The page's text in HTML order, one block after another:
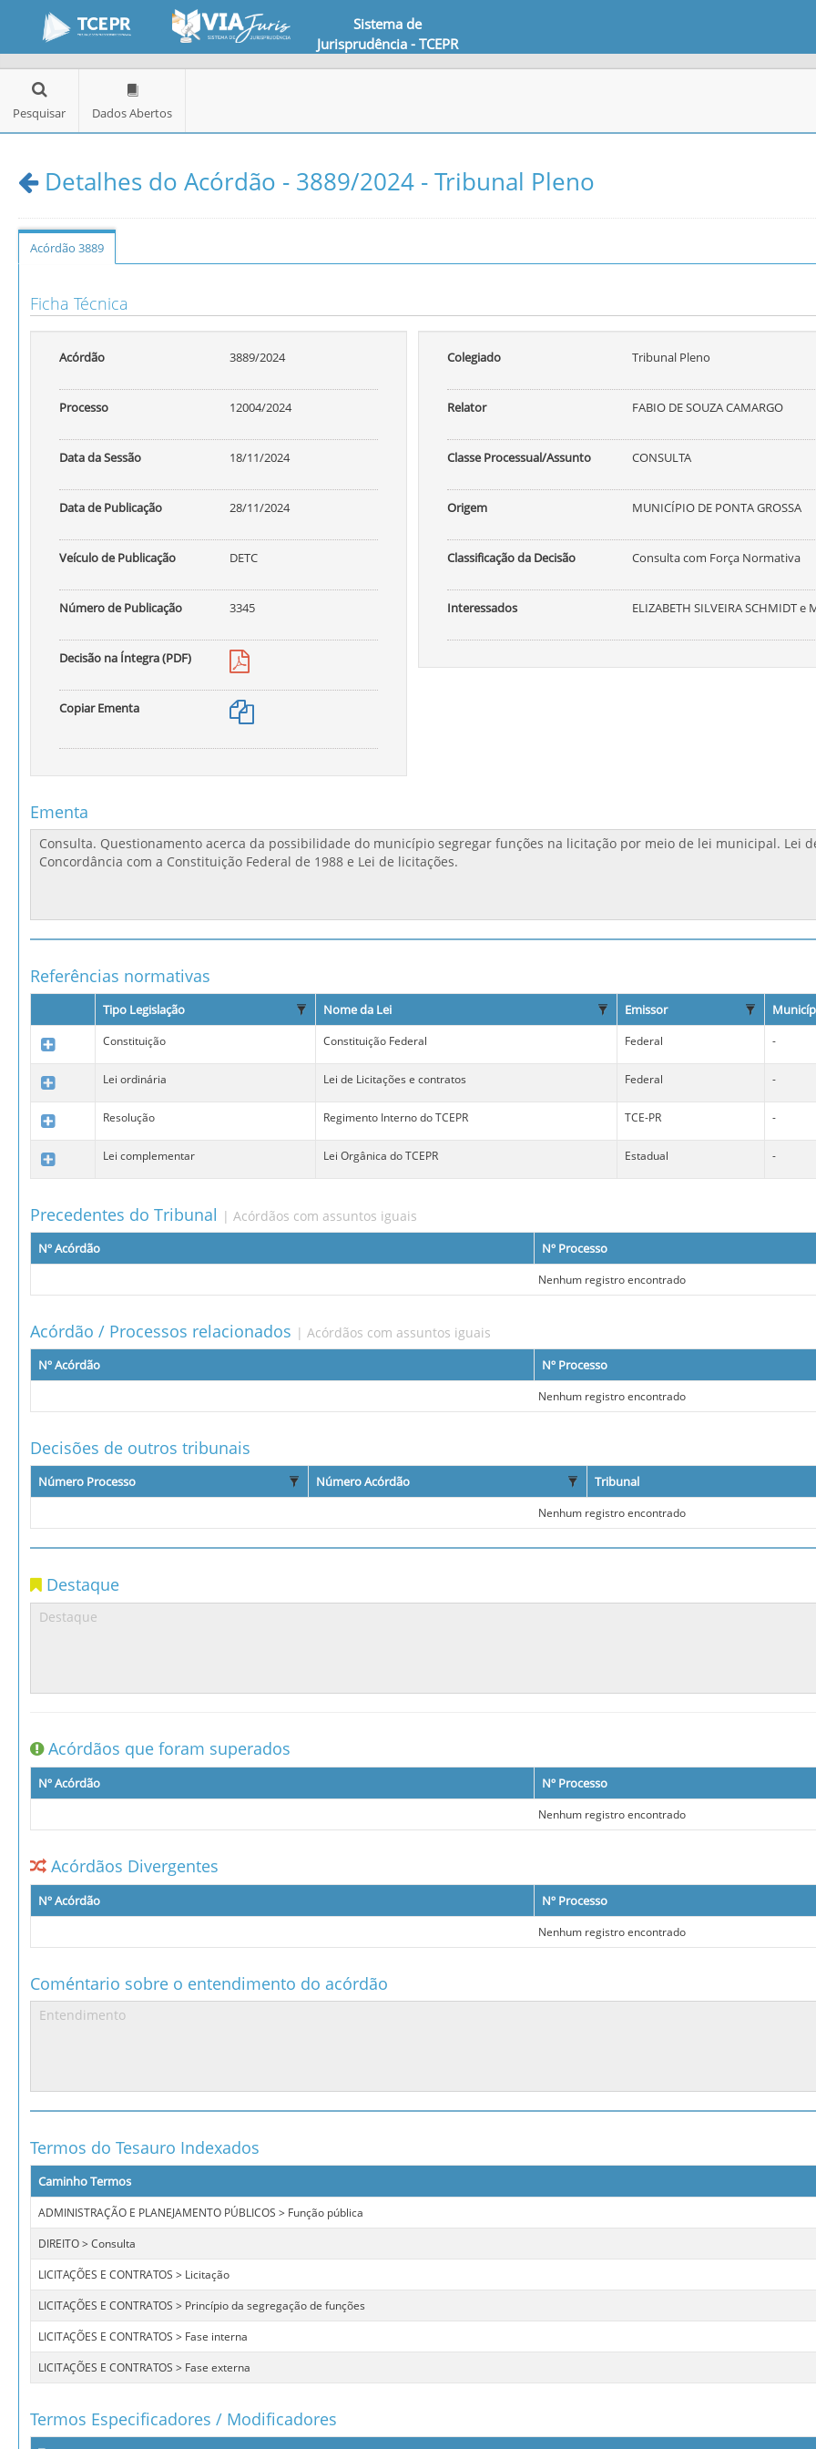
Sistema de
Jurisprudência - TCEPR
Pesquisar Dados Abertos
Detalhes do Acórdão - 3889/2024 - Tribunal Pleno
Acórdão 3889
Ficha Técnica
Acórdão 3889/2024
Processo 12004/2024
Data da Sessão 18/11/2024
Data de Publicação 28/11/2024
Veículo de Publicação DETC
Número de Publicação 3345
Decisão na Íntegra (PDF)
Copiar Ementa
Colegiado Tribunal Pleno
Relator FABIO DE SOUZA CAMARGO
Classe Processual/Assunto CONSULTA
Origem MUNICÍPIO DE PONTA GROSSA
Classificação da Decisão Consulta com Força Normativa
Interessados ELIZABETH SILVEIRA SCHMIDT e
Ementa
Referências normativas
Tipo Legislação Nome da Lei Emissor
Constituição Constituição Federal Federal -
Lei ordinária Lei de Licitações e contratos Federal -
Resolução Regimento Interno do TCEPR TCE-PR -
Lei complementar Lei Orgânica do TCEPR Estadual -
Precedentes do Tribunal | Acórdãos com assuntos iguais
Nº Acórdão
Nº Processo
Nenhum registro encontrado
Acórdão / Processos relacionados | Acórdãos com assuntos iguais
Nº Acórdão
Nº Processo
Nenhum registro encontrado
Decisões de outros tribunais
Número Processo Número Acórdão Tribunal
Nenhum registro encontrado
Destaque
Acórdãos que foram superados
Nº Acórdão Nº Processo
Nenhum registro encontrado
Acórdãos Divergentes
Nº Acórdão Nº Processo
Nenhum registro encontrado
Coméntario sobre o entendimento do acórdão
Termos do Tesauro Indexados
Caminho Termos
ADMINISTRAÇÃO E PLANEJAMENTO PÚBLICOS > Função pública
DIREITO > Consulta
LICITAÇÕES E CONTRATOS > Licitação
LICITAÇÕES E CONTRATOS > Princípio da segregação de funções
LICITAÇÕES E CONTRATOS > Fase interna
LICITAÇÕES E CONTRATOS > Fase externa
Termos Especificadores / Modificadores